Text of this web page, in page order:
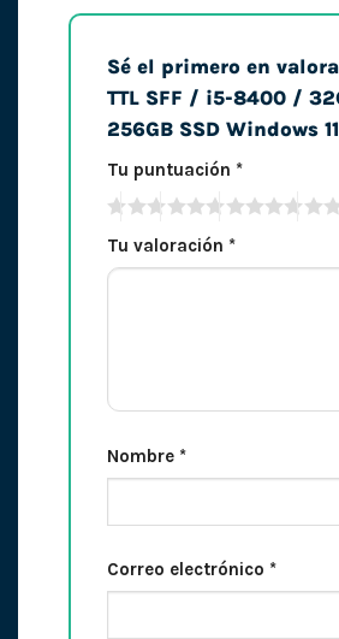
Sé el primero en
TTL SFF / i5-8400 /
256GB SSD Windows
Tu puntuación *
Tu valoración *
Nombre *
Correo electrónico *